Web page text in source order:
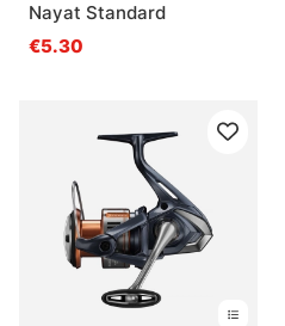
Nayat Standard
€5.30